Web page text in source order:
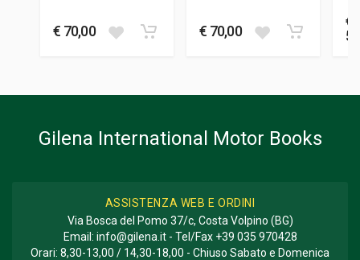
22 x 28 x 2 cm
€ 70,00 € 70,00
€
Gilena International Motor Books
ASSISTENZA WEB E ORDINI
Via Bosca del Pomo 37/c, Costa Volpino (BG)
Email: info@gilena.it- Tel/Fax +39 035 970428
Orari: 8,30-13,00 / 14,30-18,00 - Chiuso Sabato e Domenica